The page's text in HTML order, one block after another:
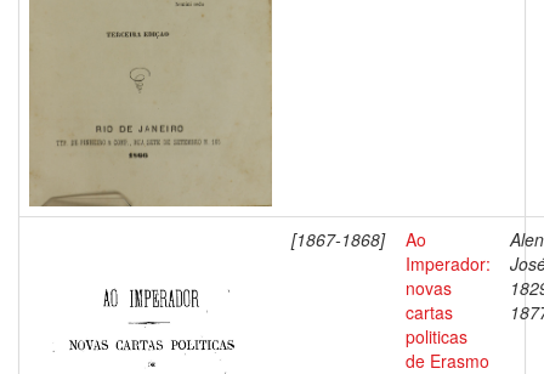
[1867-1868]
Ao
Imperador:
novas
cartas
politicas
de Erasmo